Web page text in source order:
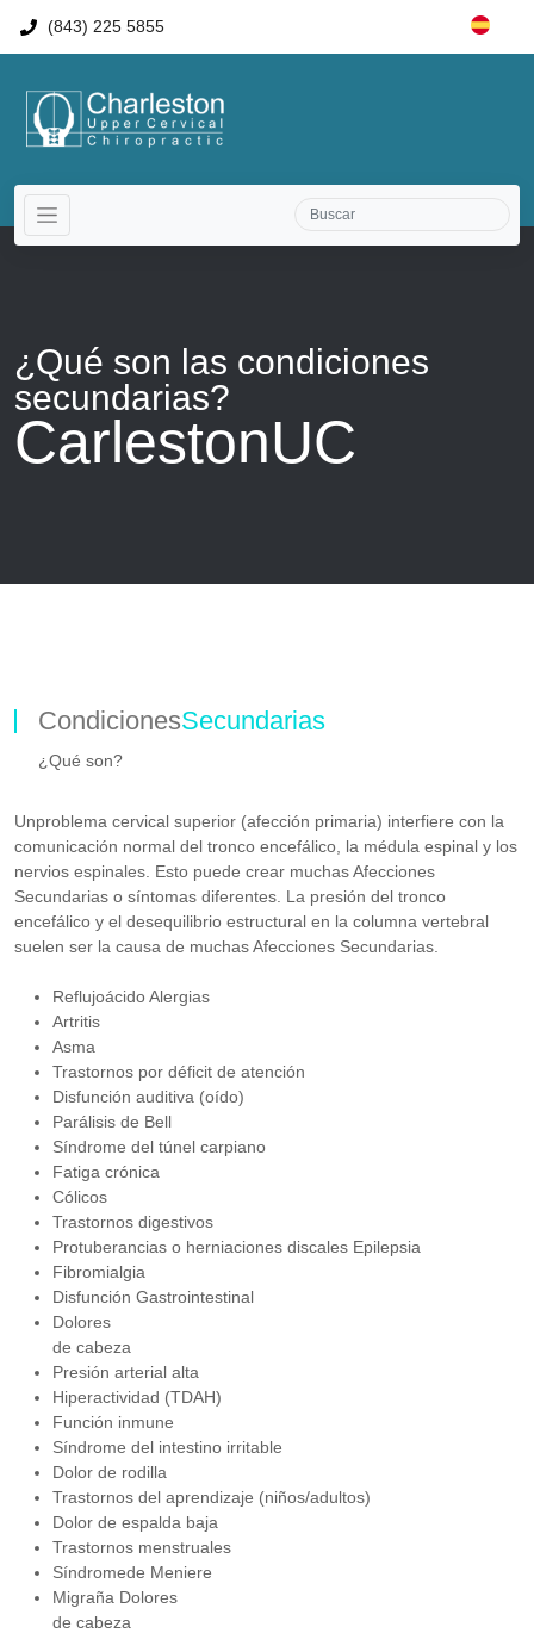
(843) 225 5855
¿Qué son las condiciones
secundarias?
CarlestonUC
CondicionesSecundarias
¿Qué son?
Unproblema cervical superior (afección primaria) interfiere con la
comunicación normal del tronco encefálico, la médula espinal y los
nervios espinales. Esto puede crear muchas Afecciones
Secundarias o síntomas diferentes. La presión del tronco
encefálico y el desequilibrio estructural en la columna vertebral
suelen ser la causa de muchas Afecciones Secundarias.
Reflujoácido Alergias
Artritis
Asma
Trastornos por déficit de atención
Disfunción auditiva (oído)
Parálisis de Bell
Síndrome del túnel carpiano
Fatiga crónica
Cólicos
Trastornos digestivos
Protuberancias o herniaciones discales Epilepsia
Fibromialgia
Disfunción Gastrointestinal
Dolores
de cabeza
Presión arterial alta
Hiperactividad (TDAH)
Función inmune
Síndrome del intestino irritable
Dolor de rodilla
Trastornos del aprendizaje (niños/adultos)
Dolor de espalda baja
Trastornos menstruales
Síndromede Meniere
Migraña Dolores
de cabeza